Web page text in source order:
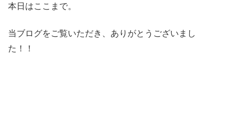
本日はここまで。
当ブログをご覧いただき、ありがとうございまし
た！！